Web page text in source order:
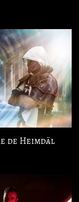
de Heimdäl